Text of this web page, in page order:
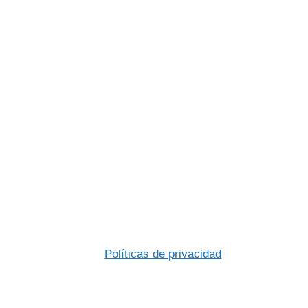
Políticas de privacidad